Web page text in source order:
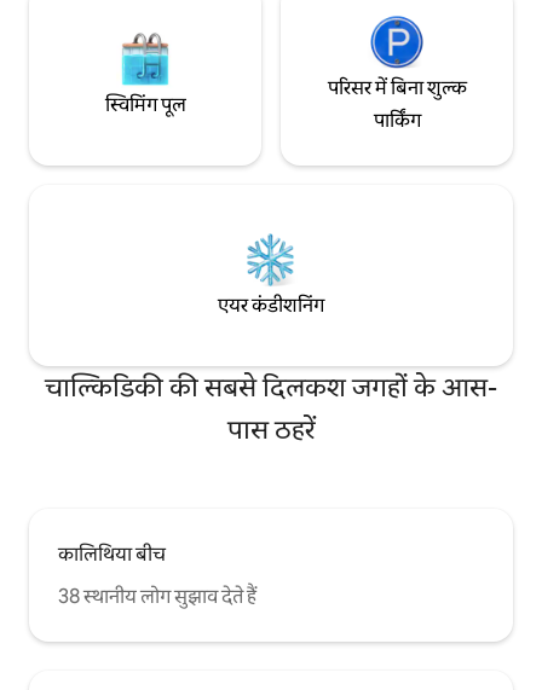
स्विमिंग पूल
परिसर में बिना शुल्क
पार्किंग
एयर कंडीशनिंग
चाल्किडिकी की सबसे दिलकश जगहों के आस-
पास ठहरें
कालिथिया बीच
38 स्थानीय लोग सुझाव देते हैं